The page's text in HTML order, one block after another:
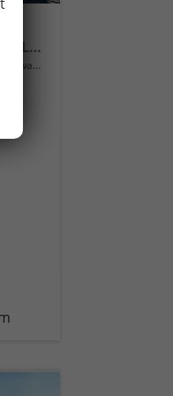
Extra Plus LED Scheinwerfer, Light +Rain Assist, Front + Lane 8" Entertainment, ESP mit ABS, MSR, ASR, EDS, HBA, DSR, RBS, MKB,Climatronic, Parksensoren, Sitzhzg., 17" ALU uvm.
Neuwagen